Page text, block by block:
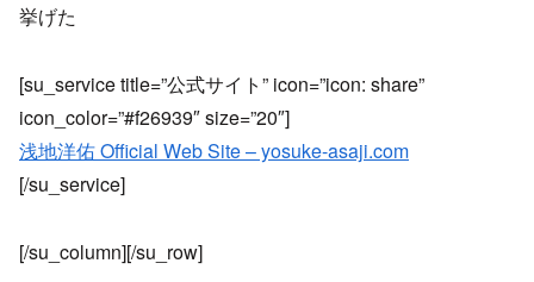
挙げた
[su_service title=”公式サイト” icon=”icon: share”
icon_color=”#f26939″ size=”20″]
浅地洋佑 Official Web Site – yosuke-asaji.com
[/su_service]
[/su_column][/su_row]